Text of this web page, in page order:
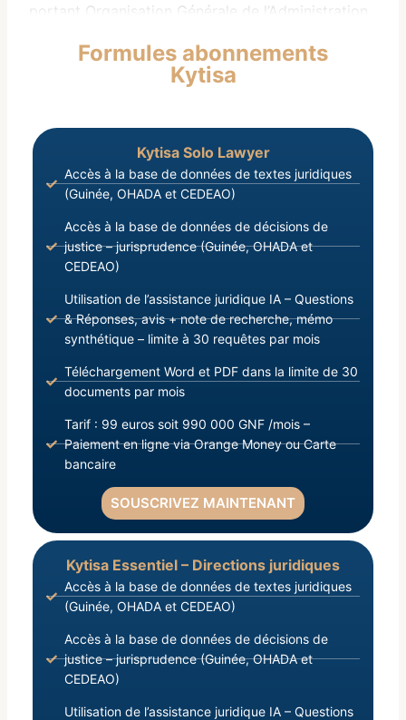
portant Organisation Générale de l’Administration
2019, portant Statut Général des Agents de l’Etat ;
Vu la loi L/2023/016/CNT du 21 Juillet 2023,
d’Enseignement Supérieur, de Recherche
Scientifique, des Centres de Documentation et
d’information;
Formules abonnements
Kytisa
Kytisa Solo Lawyer
Accès à la base de données de textes juridiques
(Guinée, OHADA et CEDEAO)
Accès à la base de données de décisions de
justice – jurisprudence (Guinée, OHADA et
CEDEAO)
Utilisation de l’assistance juridique IA – Questions
& Réponses, avis + note de recherche, mémo
synthétique – limite à 30 requêtes par mois
Téléchargement Word et PDF dans la limite de 30
documents par mois
Tarif : 99 euros soit 990 000 GNF /mois –
Paiement en ligne via Orange Money ou Carte
bancaire
SOUSCRIVEZ MAINTENANT
Kytisa Essentiel – Directions juridiques
Accès à la base de données de textes juridiques
(Guinée, OHADA et CEDEAO)
Accès à la base de données de décisions de
justice – jurisprudence (Guinée, OHADA et
CEDEAO)
Utilisation de l’assistance juridique IA – Questions